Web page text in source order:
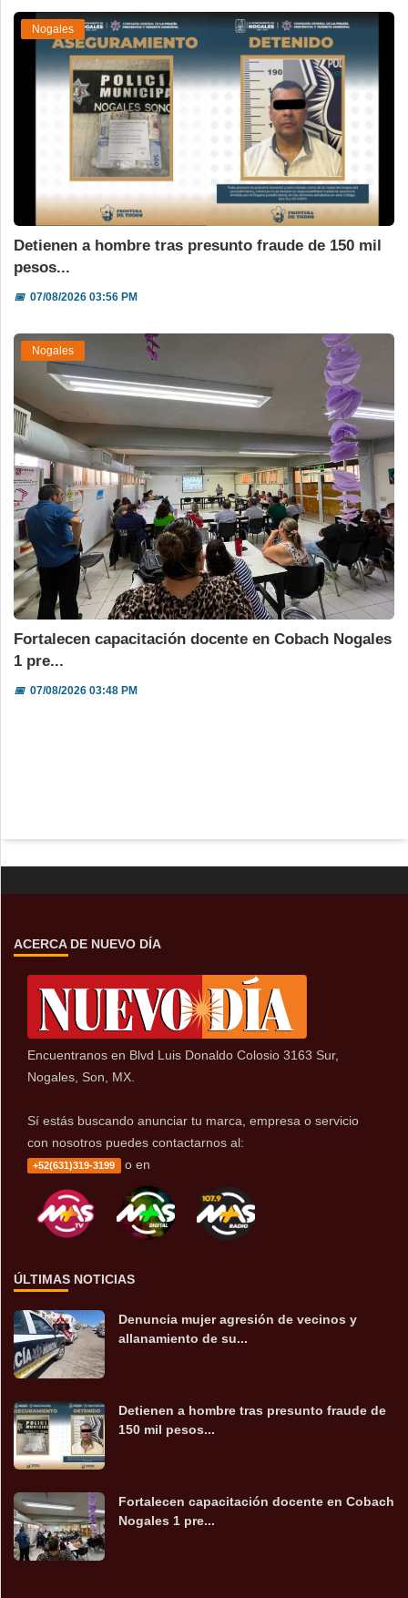
Nogales
Detienen a hombre tras presunto fraude de 150 mil
pesos...
📅07/08/2026 03:56 PM
Nogales
Fortalecen capacitación docente en Cobach Nogales
1 pre...
📅07/08/2026 03:48 PM
ACERCA DE NUEVO DÍA
Encuentranos en Blvd Luis Donaldo Colosio 3163 Sur,
Nogales, Son, MX.
Sí estás buscando anunciar tu marca, empresa o servicio
con nosotros puedes contactarnos al:
+52(631)319-3199 o en
ÚLTIMAS NOTICIAS
Denuncia mujer agresión de vecinos y
allanamiento de su...
Detienen a hombre tras presunto fraude de
150 mil pesos...
Fortalecen capacitación docente en Cobach
Nogales 1 pre...